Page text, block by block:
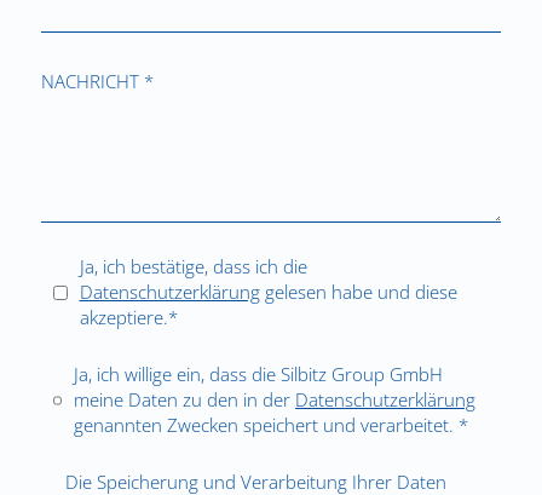
NACHRICHT *
Ja, ich bestätige, dass ich die
Datenschutzerklärunggelesen habe und diese
akzeptiere.*
Ja, ich willige ein, dass die Silbitz Group GmbH
meine Daten zu den in der Datenschutzerklärung
genannten Zwecken speichert und verarbeitet. *
Die Speicherung und Verarbeitung Ihrer Daten